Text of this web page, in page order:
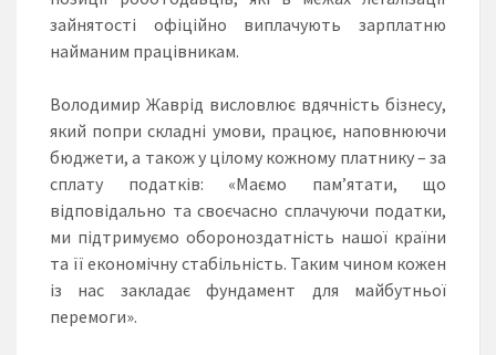
зайнятості офіційно виплачують зарплатню
найманим працівникам.
Володимир Жаврід висловлює вдячність бізнесу,
який попри складні умови, працює, наповнюючи
бюджети, а також у цілому кожному платнику – за
сплату податків: «Маємо пам’ятати, що
відповідально та своєчасно сплачуючи податки,
ми підтримуємо обороноздатність нашої країни
та її економічну стабільність. Таким чином кожен
із нас закладає фундамент для майбутньої
перемоги».